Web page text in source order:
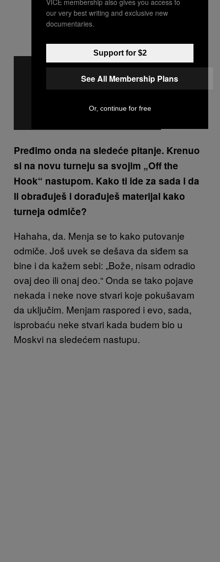
Pređimo onda na sledeće pitanje. Krenuo
si na novu turneju sa svojim „Off the
Hook“ nastupom. Kako ti ide za sada i da
li obrađuješ i dorađuješ materijal kako
turneja odmiče?
Hahaha, da. Menja se to kako putovanje
odmiče. Još uvek se dešava da siđem sa
bine i da kažem sebi: „Bože, nisam odradio
ovaj deo ili onaj deo.“ Onda se tako pojave
nekada i neke nove stvari koje pokušavam
da uključim. Menjam raspored i evo, sada,
isprobaću neke stvari kada budem bio u
Moskvi na sledećem nastupu.
our very best writing and exclusive new
documentaries.
Support for $2
See All Membership Plans
Or, continue for free